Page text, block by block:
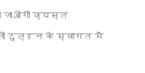
जाओगी व्यस्त
दुल्हन के स्वागत में